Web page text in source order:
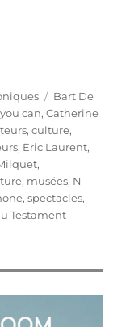
Étiquettes
Bart De
can,Catherine
,culture,
, Eric Laurent,
,
, musées, N-
,spectacles,
Testament